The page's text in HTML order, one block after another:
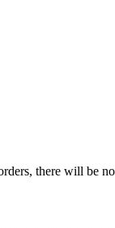
there will be